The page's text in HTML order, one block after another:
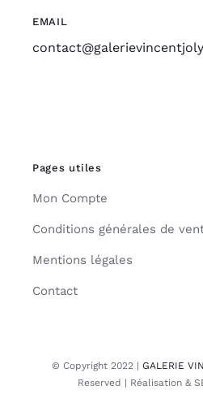
EMAIL
Pages utiles
Mon Compte
Conditions générales de
Mentions légales
Contact
© Copyright 2022 | GALERIE
Reserved | Réalisation &